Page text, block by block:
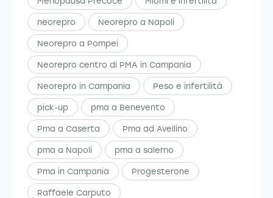
neorepro Neorepro a Napoli
Neorepro a Pompei
Neorepro centro di PMA in Campania
Neorepro in Campania Peso e infertilità
pick-up pma a Benevento
Pma a Caserta Pma ad Avellino
pma a Napoli pma a salerno
Pma in Campania Progesterone
Raffaele Carputo